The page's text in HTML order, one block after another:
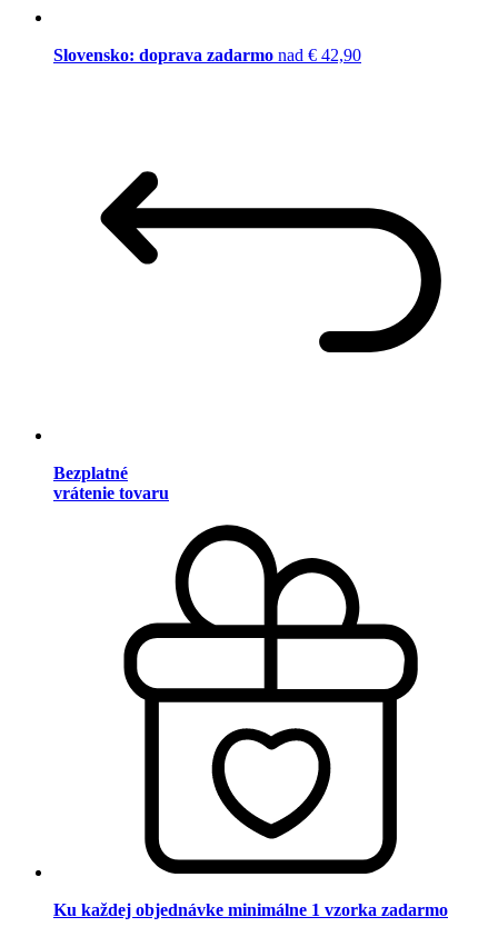
Slovensko: doprava zadarmo nad € 42,90
Bezplatné
vrátenie tovaru
Ku každej objednávke minimálne 1 vzorka zadarmo